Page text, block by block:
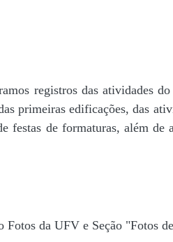
registros das atividades
primeiras edificações, das
festas de formaturas, além de
Fotos da UFV e Seção "Fotos